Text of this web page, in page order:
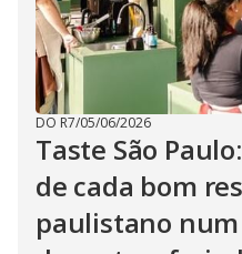
DO R7/05/06/2026
Taste São
de cada bom
paulistano